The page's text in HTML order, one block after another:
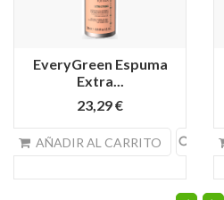
EveryGreen Espuma
Extra...
23,29 €
AÑADIR AL CARRITO search